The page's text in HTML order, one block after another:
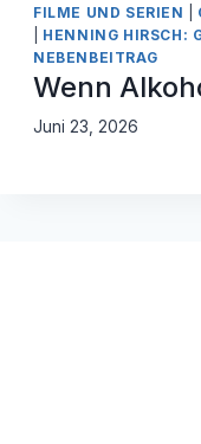
FILME UND SERIEN
HENNING HIRSCH:
NEBENBEITRAG
Wenn
Juni 23, 2026